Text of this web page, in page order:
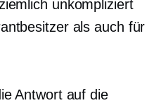
unkompliziert
als auch für
Antwort auf die